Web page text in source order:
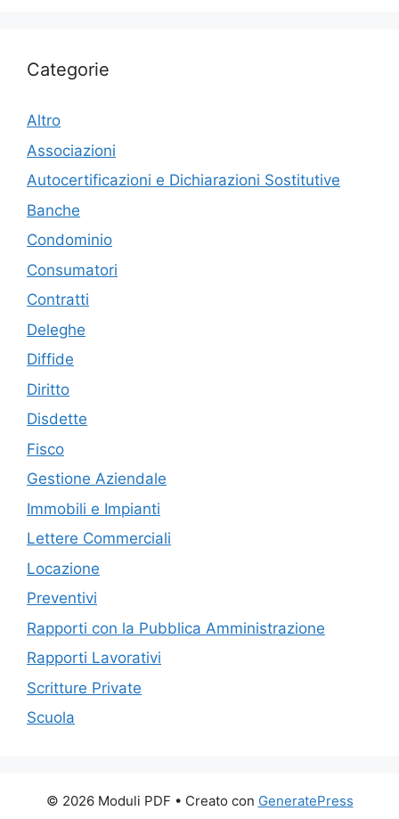
Categorie
Altro
Associazioni
Autocertificazioni e Dichiarazioni Sostitutive
Banche
Condominio
Consumatori
Contratti
Deleghe
Diffide
Diritto
Disdette
Fisco
Gestione Aziendale
Immobili e Impianti
Lettere Commerciali
Locazione
Preventivi
Rapporti con la Pubblica Amministrazione
Rapporti Lavorativi
Scritture Private
Scuola
© 2026 Moduli PDF • Creato con GeneratePress